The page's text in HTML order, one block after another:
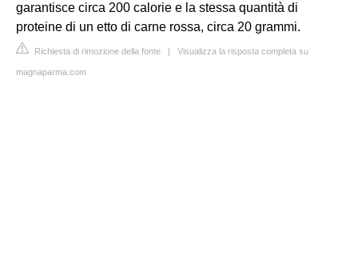
garantisce circa 200 calorie e la stessa quantità di
proteine di un etto di carne rossa, circa 20 grammi.
Richiesta di rimozione della fonte | Visualizza la risposta completa su
magnaparma.com